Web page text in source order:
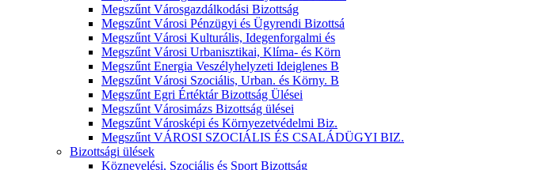
Megszűnt Városgazdálkodási Bizottság
Megszűnt Városi Pénzügyi és Ügyrendi Bizottsá
Megszűnt Városi Kulturális, Idegenforgalmi és
Megszűnt Városi Urbanisztikai, Klíma- és Körn
Megszűnt Energia Veszélyhelyzeti Ideiglenes B
Megszűnt Városi Szociális, Urban. és Körny. B
Megszűnt Egri Értéktár Bizottság Ülései
Megszűnt Városimázs Bizottság ülései
Megszűnt Városképi és Környezetvédelmi Biz.
Megszűnt VÁROSI SZOCIÁLIS ÉS CSALÁDÜGYI BIZ.
Bizottsági ülések
Köznevelési, Szociális és Sport Bizottság